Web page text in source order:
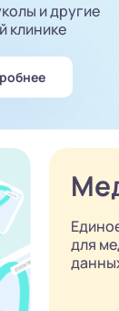
и другие
клинике
для